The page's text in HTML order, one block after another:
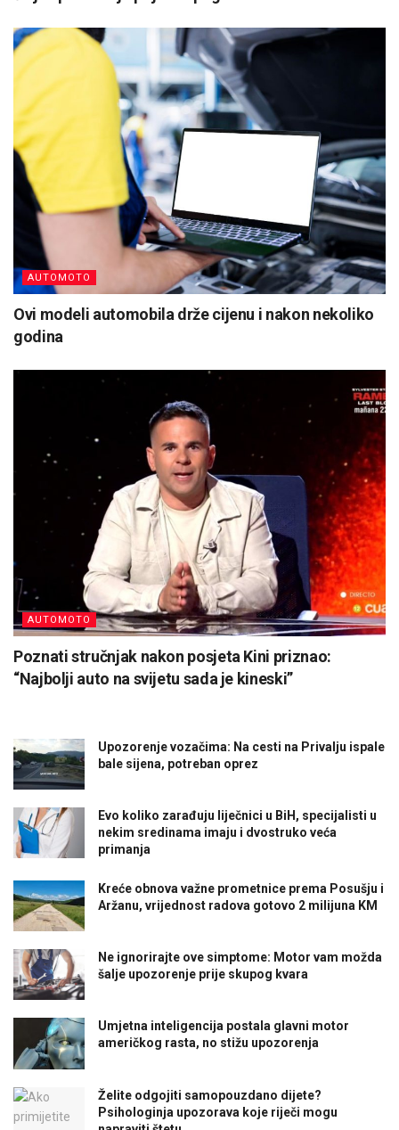
AUTOMOTO
Ovi modeli automobila drže cijenu i nakon nekoliko
godina
AUTOMOTO
Poznati stručnjak nakon posjeta Kini priznao:
“Najbolji auto na svijetu sada je kineski”
Upozorenje vozačima: Na cesti na Privalju ispale
bale sijena, potreban oprez
Evo koliko zarađuju liječnici u BiH, specijalisti u
nekim sredinama imaju i dvostruko veća
primanja
Kreće obnova važne prometnice prema Posušju i
Aržanu, vrijednost radova gotovo 2 milijuna KM
Ne ignorirajte ove simptome: Motor vam možda
šalje upozorenje prije skupog kvara
Umjetna inteligencija postala glavni motor
američkog rasta, no stižu upozorenja
Želite odgojiti samopouzdano dijete?
Psihologinja upozorava koje riječi mogu